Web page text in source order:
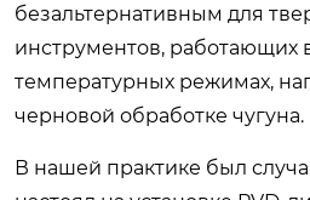
безальтернативным для
инструментов, работающих
температурных режимах,
черновой обработке чугуна.
В нашей практике был